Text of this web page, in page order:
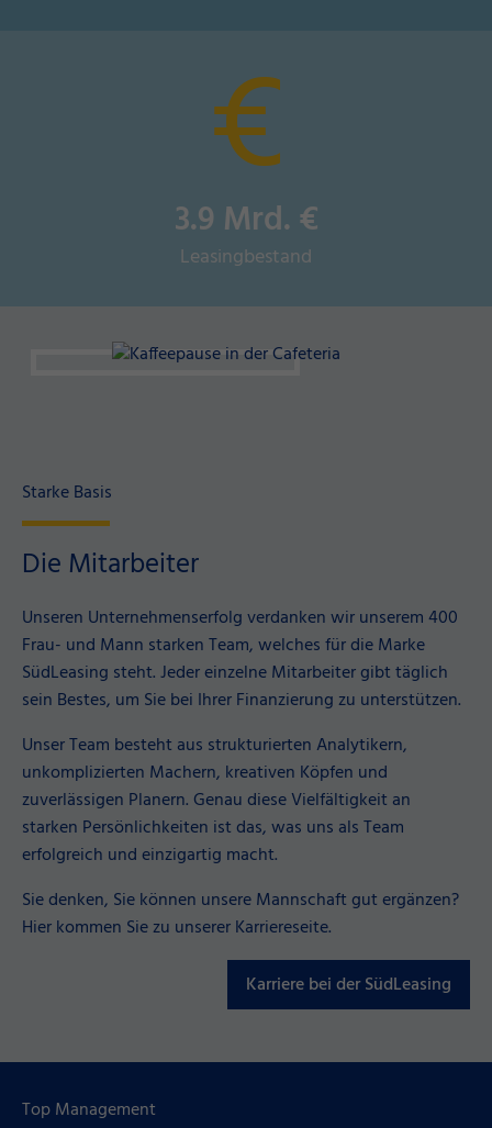
€
3.9 Mrd. €
Leasingbestand
Starke Basis
Die Mitarbeiter
Unseren Unternehmenserfolg verdanken wir unserem 400
Frau- und Mann starken Team, welches für die Marke
SüdLeasing steht. Jeder einzelne Mitarbeiter gibt täglich
sein Bestes, um Sie bei Ihrer Finanzierung zu unterstützen.
Unser Team besteht aus strukturierten Analytikern,
unkomplizierten Machern, kreativen Köpfen und
zuverlässigen Planern. Genau diese Vielfältigkeit an
starken Persönlichkeiten ist das, was uns als Team
erfolgreich und einzigartig macht.
Sie denken, Sie können unsere Mannschaft gut ergänzen?
Hier kommen Sie zu unserer Karriereseite.
Karriere bei der SüdLeasing
Top Management